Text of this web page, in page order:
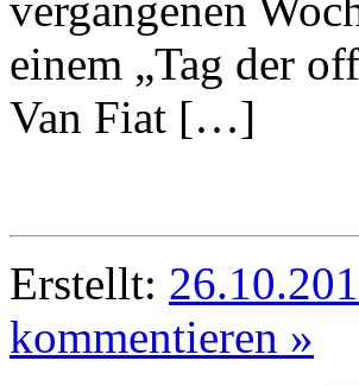
einem „Tag der
Van Fiat […]
Erstellt:
kommentieren »